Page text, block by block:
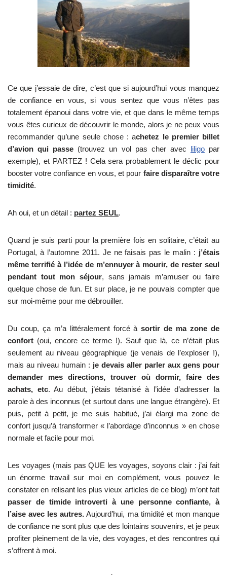
Ce que j’essaie de dire, c’est que si aujourd’hui vous manquez
de confiance en vous, si vous sentez que vous n’êtes pas
totalement épanoui dans votre vie, et que dans le même temps
vous êtes curieux de découvrir le monde, alors je ne peux vous
recommander qu’une seule chose : achetez le premier billet
d’avion qui passe (trouvez un vol pas cher avec liligopar
exemple), et PARTEZ ! Cela sera probablement le déclic pour
booster votre confiance en vous, et pour faire disparaître votre
timidité.
Ah oui, et un détail : partez SEUL.
Quand je suis parti pour la première fois en solitaire, c’était au
Portugal, à l’automne 2011. Je ne faisais pas le malin : j’étais
même terrifié à l’idée de m’ennuyer à mourir, de rester seul
pendant tout mon séjour, sans jamais m’amuser ou faire
quelque chose de fun. Et sur place, je ne pouvais compter que
sur moi-même pour me débrouiller.
Du coup, ça m’a littéralement forcé àsortir de ma zone de
confort (oui, encore ce terme !). Sauf que là, ce n’était plus
seulement au niveau géographique (je venais de l’exploser !),
mais au niveau humain : je devais aller parler aux gens pour
demander mes directions, trouver où dormir, faire des
achats, etc. Au début, j’étais tétanisé à l’idée d’adresser la
parole à des inconnus (et surtout dans une langue étrangère). Et
puis, petit à petit, je me suis habitué, j’ai élargi ma zone de
confort jusqu’à transformer « l’abordage d’inconnus » en chose
normale et facile pour moi.
Les voyages (mais pas QUE les voyages, soyons clair : j’ai fait
un énorme travail sur moi en complément, vous pouvez le
constater en relisant les plus vieux articles de ce blog) m’ont fait
passer de timide introverti à une personne confiante, à
l’aise avec les autres. Aujourd’hui, ma timidité et mon manque
de confiance ne sont plus que des lointains souvenirs, et je peux
profiter pleinement de la vie, des voyages, et des rencontres qui
s’offrent à moi.